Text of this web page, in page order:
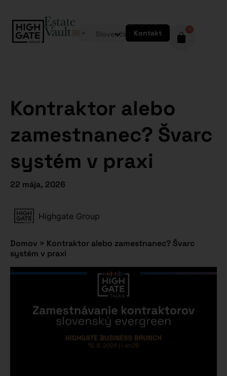
Slovenčina Kontakt 0
Kontraktor alebo
zamestnanec? Švarc
systém v praxi
22 mája, 2026
Highgate Group
Domov > Kontraktor alebo zamestnanec? Švarc
systém v praxi